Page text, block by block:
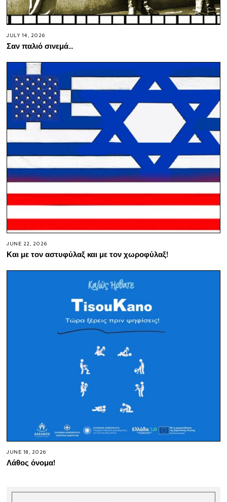
JULY 14, 2026
Σαν παλιό σινεμά…
JUNE 22, 2026
Και με τον αστυφύλαξ και με τον χωροφύλαξ!
JUNE 18, 2026
Λάθος όνομα!